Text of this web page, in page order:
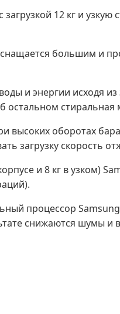
12 кг и
большим и
и энергии исходя
остальном
высоких оборотах
загрузку скорость
и 8 кг в узком)
процессор
снижаются шумы